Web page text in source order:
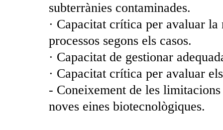
subterrànies contaminades.
· Capacitat crítica per avaluar
processos segons els casos.
· Capacitat de gestionar
· Capacitat crítica per avaluar
- Coneixement de les
noves eines biotecnològiques.